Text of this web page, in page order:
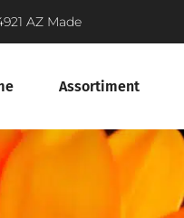
AZ Made
Assortiment